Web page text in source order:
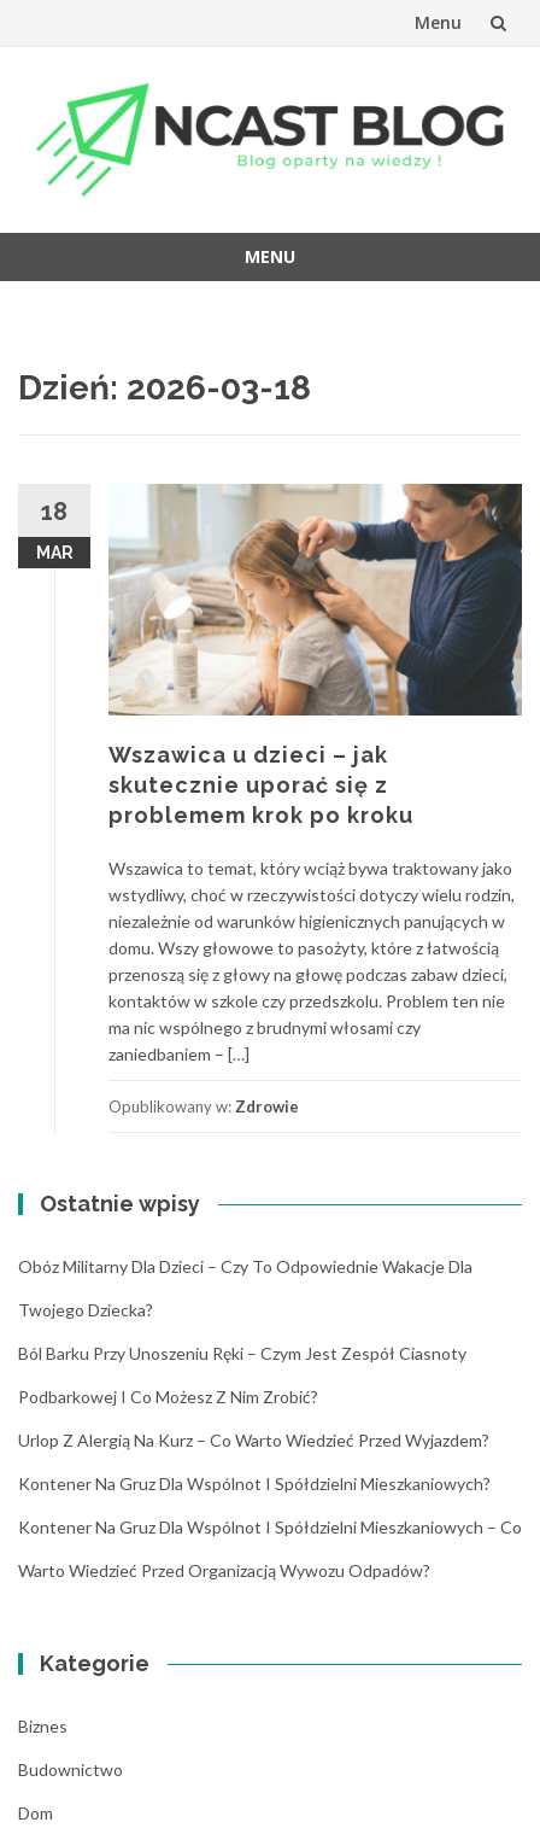
Menu
treści
MENU
Dzień: 2026-03-18
18
MAR
Wszawica u dzieci – jak
skutecznie uporać się z
problemem krok po kroku
Wszawica to temat, który wciąż bywa traktowany jako
wstydliwy, choć w rzeczywistości dotyczy wielu rodzin,
niezależnie od warunków higienicznych panujących w
domu. Wszy głowowe to pasożyty, które z łatwością
przenoszą się z głowy na głowę podczas zabaw dzieci,
kontaktów w szkole czy przedszkolu. Problem ten nie
ma nic wspólnego z brudnymi włosami czy
zaniedbaniem – […]
Opublikowany w: Zdrowie
Ostatnie wpisy
Obóz Militarny Dla Dzieci – Czy To Odpowiednie Wakacje Dla
Twojego Dziecka?
Ból Barku Przy Unoszeniu Ręki – Czym Jest Zespół Ciasnoty
Podbarkowej I Co Możesz Z Nim Zrobić?
Urlop Z Alergią Na Kurz – Co Warto Wiedzieć Przed Wyjazdem?
Kontener Na Gruz Dla Wspólnot I Spółdzielni Mieszkaniowych?
Kontener Na Gruz Dla Wspólnot I Spółdzielni Mieszkaniowych – Co
Warto Wiedzieć Przed Organizacją Wywozu Odpadów?
Kategorie
Biznes
Budownictwo
Dom